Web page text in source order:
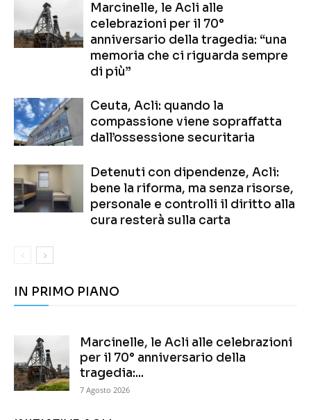
Marcinelle, le Acli alle
celebrazioni per il 70°
anniversario della tragedia: “una
memoria che ci riguarda sempre
di più”
Ceuta, Acli: quando la
compassione viene sopraffatta
dall’ossessione securitaria
Detenuti con dipendenze, Acli:
bene la riforma, ma senza risorse,
personale e controlli il diritto alla
cura resterà sulla carta
IN PRIMO PIANO
Marcinelle, le Acli alle celebrazioni
per il 70° anniversario della
tragedia:...
7 Agosto 2026